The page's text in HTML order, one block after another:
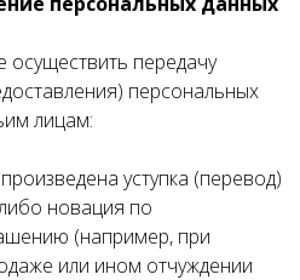
осуществить передачу
персональных
лицам:
уступка (перевод)
новация по
(например, при
или ином отчуждении